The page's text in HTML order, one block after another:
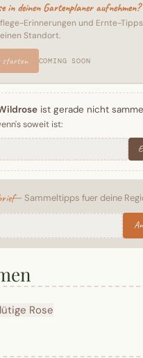
in deinen Gartenplaner aufnehmen?
Erinnerungen und Ernte-
Standort.
starten COMING SOON
ist gerade nicht
soweit ist:
— Sammeltipps fuer deine
Rose